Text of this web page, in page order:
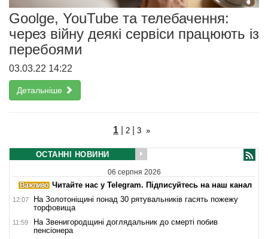
Goolge, YouTube та телебачення:
через війну деякі сервіси працюють із
перебоями
03.03.22 14:22
Детальніше
1 2 3 »
ОСТАННІ НОВИНИ
06 серпня 2026
Читайте нас у Telegram. Підписуйтесь на наш канал
12:07
На Золотоніщині понад 30 рятувальників гасять пожежу
торфовища
11:59
На Звенигородщині доглядальник до смерті побив
пенсіонера